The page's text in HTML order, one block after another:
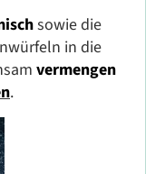
sowie die
in die
vermengen
.